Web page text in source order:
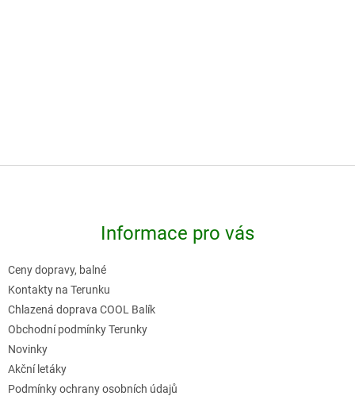
Informace pro vás
Ceny dopravy, balné
Kontakty na Terunku
Chlazená doprava COOL Balík
Obchodní podmínky Terunky
Novinky
Akční letáky
Podmínky ochrany osobních údajů